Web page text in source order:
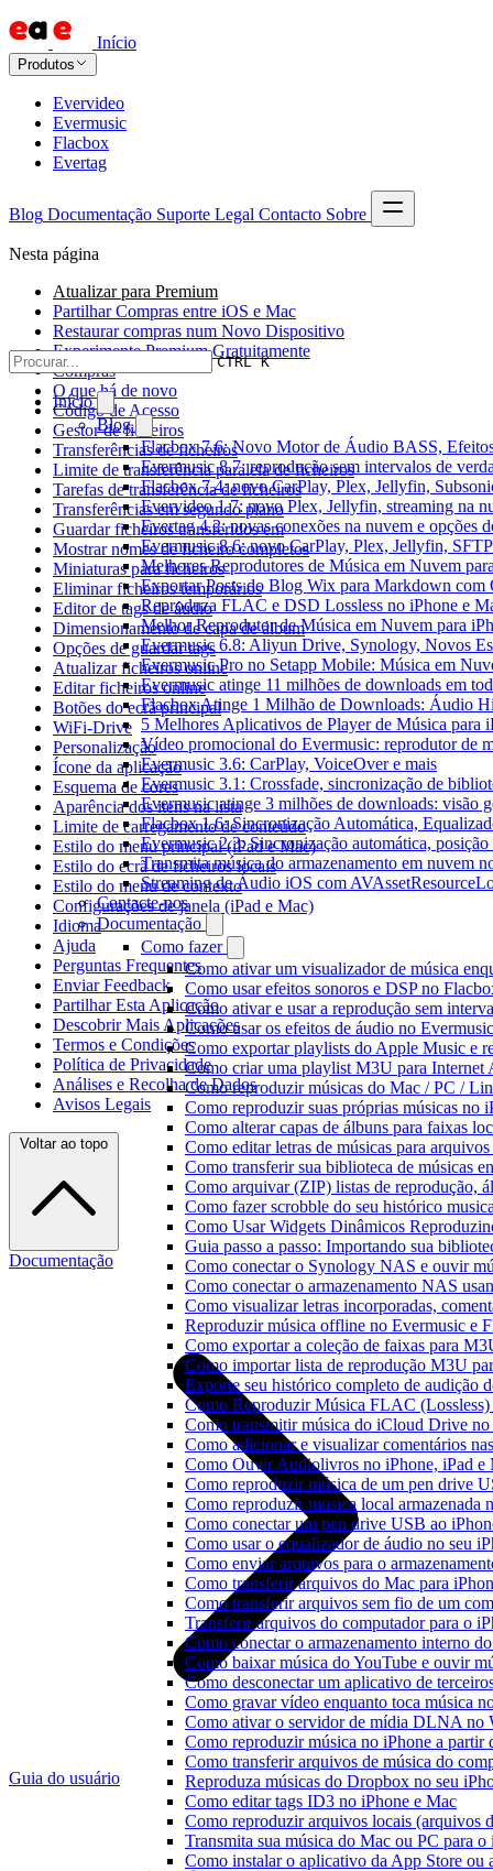
Início
Produtos
Evervideo
Evermusic
Flacbox
Evertag
Blog Documentação Suporte Legal Contacto Sobre
CTRL K
Início
Blog
Flacbox 7.6: Novo Motor de Áudio BASS,
Evermusic 8.7: reprodução sem intervalos de
Flacbox 7.4: novo CarPlay, Plex, Jellyfin,
Evervideo 1.7: novo Plex, Jellyfin, streaming na
Evertag 4.2: novas conexões na nuvem e opções
Evermusic 8.6: novo CarPlay, Plex, Jellyfin,
Melhores Reprodutores de Música em Nuvem
Exportar Posts do Blog Wix para Markdown com
Reproduza FLAC e DSD Lossless no iPhone e
Melhor Reprodutor de Música em Nuvem para
Evermusic 6.8: Aliyun Drive, Synology, Novos
Evermusic Pro no Setapp Mobile: Música em
Evermusic atinge 11 milhões de downloads em
Flacbox Atinge 1 Milhão de Downloads: Áudio
5 Melhores Aplicativos de Player de Música para
Vídeo promocional do Evermusic: reprodutor de
Evermusic 3.6: CarPlay, VoiceOver e mais
Evermusic 3.1: Crossfade, sincronização de
Evermusic atinge 3 milhões de downloads: visão
Flacbox 1.6: Sincronização Automática,
Evermusic 2.3: Sincronização automática, posição
Transmita música do armazenamento em nuvem
Streaming de Áudio iOS com
Contacte-nos
Documentação
Como fazer
Como ativar um visualizador de música
Como usar efeitos sonoros e DSP no
Como ativar e usar a reprodução sem
Como usar os efeitos de áudio no
Como exportar playlists do Apple Music e
Como criar uma playlist M3U para
Como reproduzir músicas do Mac / PC /
Como reproduzir suas próprias músicas no
Como alterar capas de álbuns para faixas
Como editar letras de músicas para
Como transferir sua biblioteca de músicas
Como arquivar (ZIP) listas de reprodução,
Como fazer scrobble do seu histórico
Como Usar Widgets Dinâmicos
Guia passo a passo: Importando sua
Como conectar o Synology NAS e ouvir
Como conectar o armazenamento NAS
Como visualizar letras incorporadas,
Reproduzir música offline no Evermusic e
Como exportar a coleção de faixas para
Como importar lista de reprodução M3U
Exporte seu histórico completo de audição
Como Reproduzir Música FLAC
Como transmitir música do iCloud Drive
Como adicionar e visualizar comentários
Como Ouvir Audiolivros no iPhone, iPad e
Como reproduzir música de um pen drive
Como reproduzir musica local armazenada
Como conectar um pen drive USB ao
Como usar o equalizador de áudio no seu
Como enviar arquivos para o
Como transferir arquivos do Mac para
Como transferir arquivos sem fio de um
Transferir arquivos do computador para o
Como conectar o armazenamento interno
Como baixar música do YouTube e ouvir
Como desconectar um aplicativo de
Como gravar vídeo enquanto toca música
Como ativar o servidor de mídia DLNA no
Como reproduzir música no iPhone a
Como transferir arquivos de música do
Reproduza músicas do Dropbox no seu
Como editar tags ID3 no iPhone e Mac
Como reproduzir arquivos locais (arquivos
Transmita sua música do Mac ou PC para
Como instalar o aplicativo da App Store
Nesta página
Atualizar para Premium
Partilhar Compras entre iOS e Mac
Restaurar compras num Novo Dispositivo
Experimente Premium Gratuitamente
Compras
O que há de novo
Código de Acesso
Gestor de ficheiros
Transferências de ficheiros
Limite de transferência paralela de ficheiros
Tarefas de transferência de ficheiros
Transferências em segundo plano
Guardar ficheiros transferidos em
Mostrar nomes de ficheiro completos
Miniaturas para ficheiros
Eliminar ficheiros temporários
Editor de tags de áudio
Dimensionamento de capa de álbum
Opções de guardar tags
Atualizar ficheiros online
Editar ficheiros online
Botões do ecrã principal
WiFi-Drive
Personalização
Ícone da aplicação
Esquema de cores
Aparência dos itens na lista
Limite de carregamento de conteúdo
Estilo do menu principal (iPad e Mac)
Estilo do ecrã de ficheiros locais
Estilo do menu de contexto
Configurações de janela (iPad e Mac)
Idioma
Ajuda
Perguntas Frequentes
Enviar Feedback
Partilhar Esta Aplicação
Descobrir Mais Aplicações
Termos e Condições
Política de Privacidade
Análises e Recolha de Dados
Avisos Legais
Voltar ao topo
Documentação
Guia do usuário